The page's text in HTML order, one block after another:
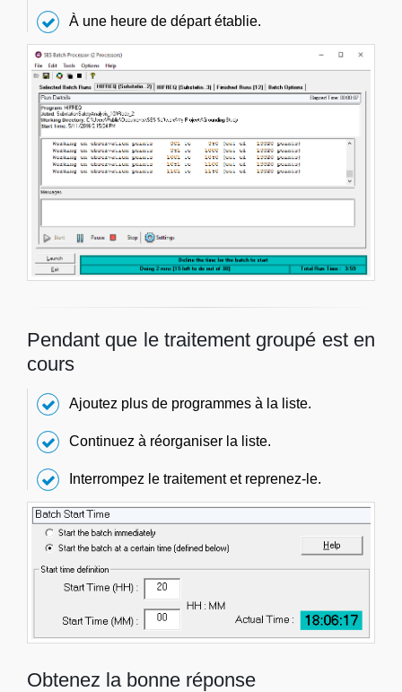
À une heure de départ établie.
Pendant que le traitement groupé est en
cours
Ajoutez plus de programmes à la liste.
Continuez à réorganiser la liste.
Interrompez le traitement et reprenez-le.
Obtenez la bonne réponse